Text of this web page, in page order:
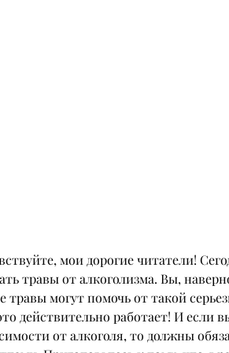
мои дорогие читатели!
травы от алкоголизма. Вы,
травы могут помочь от такой
действительно работает! И если
от алкоголя, то должны